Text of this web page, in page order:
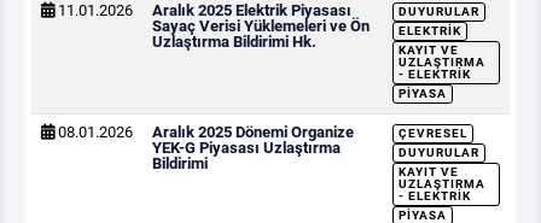
11.01.2026
Aralık 2025 Elektrik Piyasası
Sayaç Verisi Yüklemeleri ve Ön
Uzlaştırma Bildirimi Hk.
DUYURULAR
ELEKTRIK
KAYIT VE
UZLAŞTIRMA
- ELEKTRIK
PIYASA
08.01.2026
Aralık 2025 Dönemi Organize
YEK-G Piyasası Uzlaştırma
Bildirimi
ÇEVRESEL
DUYURULAR
KAYIT VE
UZLAŞTIRMA
- ELEKTRIK
PIYASA